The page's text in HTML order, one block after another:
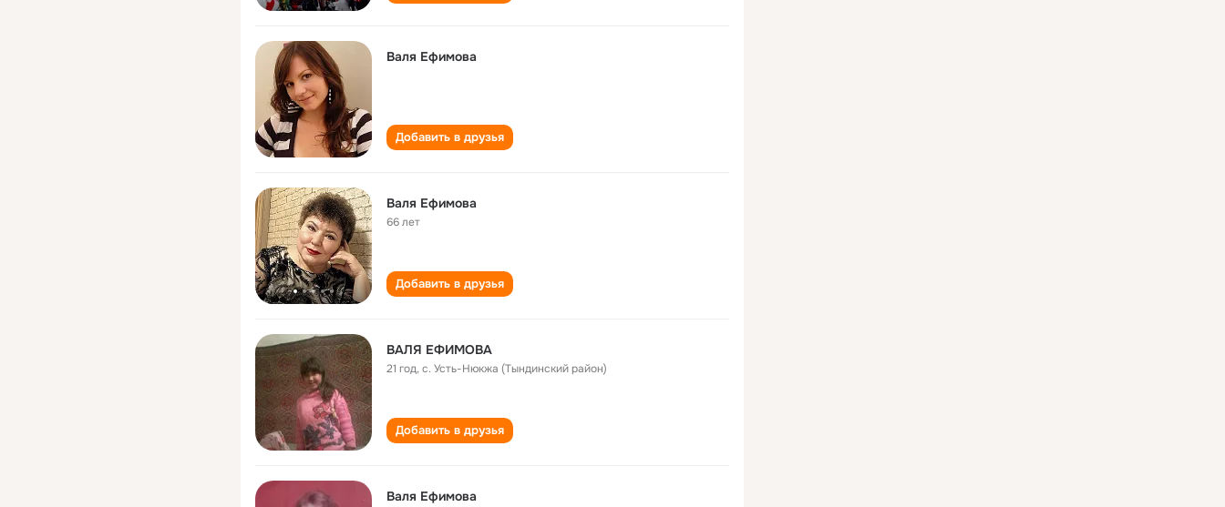
Валя Ефимова
Добавить в друзья
Валя Ефимова
66 лет
Добавить в друзья
ВАЛЯ ЕФИМОВА
21 год,с. Усть-Нюкжа (Тындинский район)
Добавить в друзья
Валя Ефимова